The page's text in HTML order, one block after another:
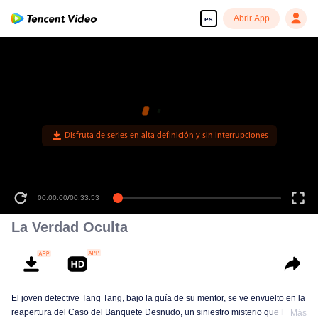
es Abrir App
00:00:00/00:33:53
La Verdad Oculta
El joven detective Tang Tang, bajo la guía de su mentor, se ve envuelto en la
reapertura del Caso del Banquete Desnudo, un siniestro misterio que ha Más